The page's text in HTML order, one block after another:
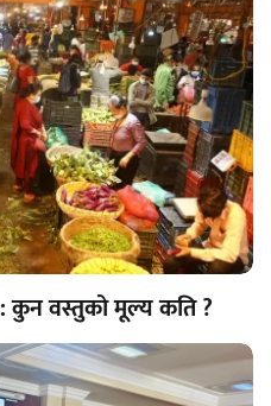
वस्तुको मूल्य कति ?